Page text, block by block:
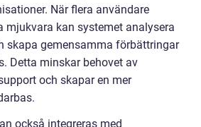
När flera användare
mjukvara kan systemet analysera
skapa gemensamma förbättringar
Detta minskar behovet av
och skapar en mer
också integreras med